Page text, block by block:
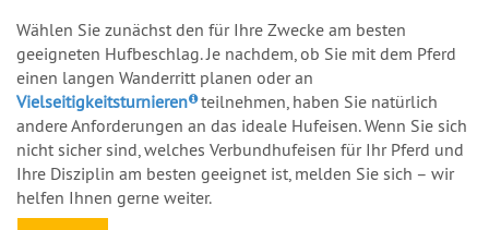
Wählen Sie zunächst den für Ihre Zwecke am besten
geeigneten Hufbeschlag. Je nachdem, ob Sie mit dem Pferd
einen langen Wanderritt planen oder an
Vielseitigkeitsturnieren teilnehmen, haben Sie natürlich
andere Anforderungen an das ideale Hufeisen. Wenn Sie sich
nicht sicher sind, welches Verbundhufeisen für Ihr Pferd und
Ihre Disziplin am besten geeignet ist, melden Sie sich – wir
helfen Ihnen gerne weiter.